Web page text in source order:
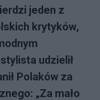
jeden z
krytyków,
udzielił
Polaków za
„Za mało